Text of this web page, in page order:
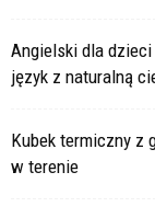
Angielski dla dzieci
język z naturalną
Kubek termiczny z
w terenie